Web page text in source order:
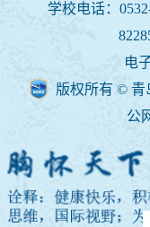
学校电话：
电
版权所有 © 青
公